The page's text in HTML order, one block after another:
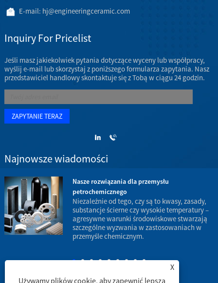
E-mail: hj@engineeringceramic.com
Inquiry For Pricelist
Jeśli masz jakiekolwiek pytania dotyczące wyceny lub współpracy,
wyślij e-mail lub skorzystaj z poniższego formularza zapytania. Nasz
przedstawiciel handlowy skontaktuje się z Tobą w ciągu 24 godzin.
Najnowsze wiadomości
Nasze rozwiązania dla przemysłu
petrochemicznego
Niezależnie od tego, czy są to kwasy, zasady,
substancje ścierne czy wysokie temperatury –
agresywne warunki środowiskowe stwarzają
szczególne wyzwania w zastosowaniach w
przemyśle chemicznym.
X
Używamy plików cookie, aby zapewnić lepszą